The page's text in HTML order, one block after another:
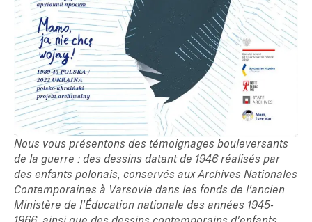
TAPER ENTRER POUR RECHERCHER OU ESC POUR FERMER
Nous vous présentons des témoignages bouleversants
de la guerre : des dessins datant de 1946 réalisés par
des enfants polonais, conservés aux Archives Nationales
Contemporaines à Varsovie dans les fonds de l’ancien
Ministère de l’Éducation nationale des années 1945-